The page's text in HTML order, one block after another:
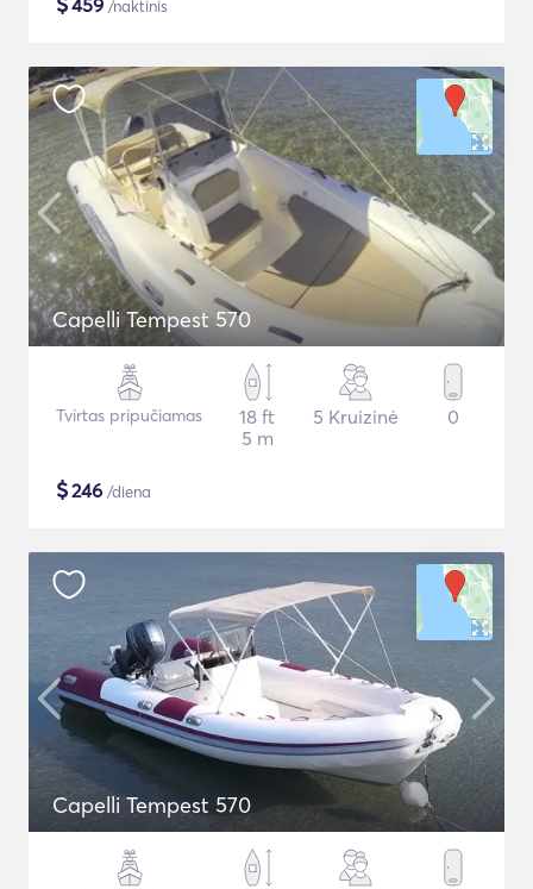
459 /naktinis
Capelli Tempest 570
Tvirtas pripučiamas
18 ft
5 m
5 Kruizinė 0
$246 /diena
Capelli Tempest 570